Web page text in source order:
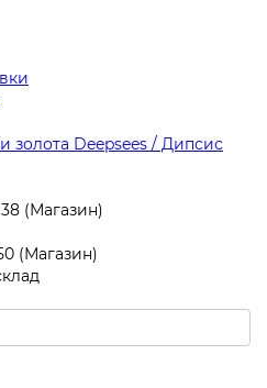
Deepsees / Дипсис
(Магазин)
(Магазин)